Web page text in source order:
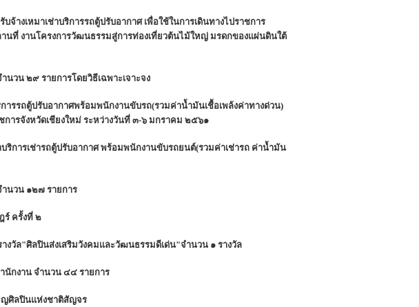
างเหมาเช่าบริการรถตู้ปรับอากาศ เพื่อใช้ในการเดินทางไปราชการ
นที่ งานโครงการวัฒนธรรมสู่การท่องเที่ยวต้นไม้ใหญ่ มรดกของแผ่นดินใต้
วน ๒๙ รายการโดยวิธีเฉพาะเจาะจง
รรถตู้ปรับอากาศพร้อมพนักงานขับรถ(รวมค่าน้ำมันเชื้อเพล้งค่าทางด่วน)
ารจังหวัดเชียงใหม่ ระหว่างวันที่ ๓-๖ มกราคม ๒๕๖๑
การเช่ารถตู้ปรับอากาศ พร้อมพนักงานขับรถยนต์(รวมค่าเช่ารถ ค่าน้ำมัน
นวน ๑๒๗ รายการ
ร์ ครั้งที่ ๒
วัล"ศิลปินส่งเสริมวังคมและวัฒนธรรมดีเด่น"จำนวน ๑ รางวัล
กงาน จำนวน ๔๔ รายการ
ญศิลปินแห่งชาติสัญจร